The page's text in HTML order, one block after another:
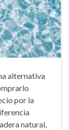
alternativa
por la
natural,